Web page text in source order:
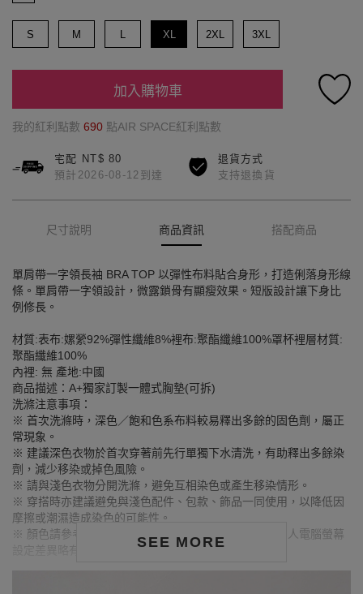
S M L XL 2XL 3XL
加入購物車
我的紅利點數 690 點AIR SPACE紅利點數
宅配 NT$ 80
預計2026-08-12到達
退貨方式
支持退換貨
尺寸說明 商品資訊 搭配商品
SEE MORE
單肩帶一字領長袖 BRA TOP 以彈性布料貼合身形，打造俐落身形線
條。單肩帶一字領設計，微露鎖骨有顯瘦效果。短版設計讓下身比
例修長。
材質:表布:嫘縈92%彈性纖維8%裡布:聚酯纖維100%罩杯裡層材質:
聚酯纖維100%
內裡: 無 產地:中國
商品描述：A+獨家訂製一體式胸墊(可拆)
洗滌注意事項：
※ 首次洗滌時，深色／飽和色系布料較易釋出多餘的固色劑，屬正
常現象。
※ 建議深色衣物於首次穿著前先行單獨下水清洗，有助釋出多餘染
劑，減少移染或掉色風險。
※ 請與淺色衣物分開洗滌，避免互相染色或產生移染情形。
※ 穿搭時亦建議避免與淺色配件、包款、飾品一同使用，以降低因
摩擦或潮濕造成染色的可能性。
※ 顏色請參考單品圖片較為接近，但因圖檔顏色會因個人電腦螢幕
設定差異略有不同，請以實際商品顏色為準。